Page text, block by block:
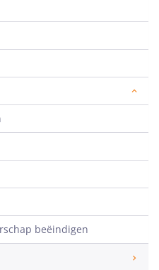
beëindigen